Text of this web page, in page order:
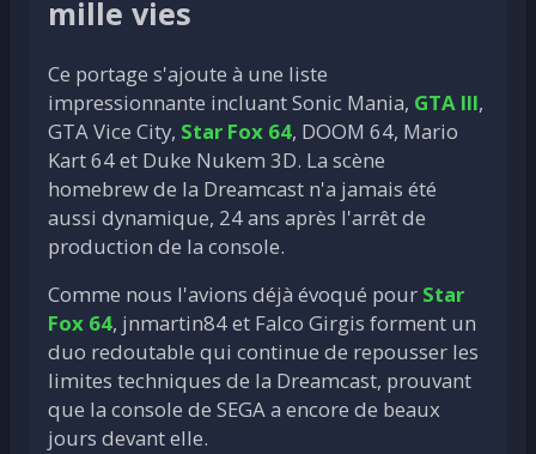
mille vies
Ce portage s'ajoute à une liste
impressionnante incluant Sonic Mania, GTA III,
GTA Vice City, Star Fox 64, DOOM 64, Mario
Kart 64 et Duke Nukem 3D. La scène
homebrew de la Dreamcast n'a jamais été
aussi dynamique, 24 ans après l'arrêt de
production de la console.
Comme nous l'avions déjà évoqué pour Star
Fox 64, jnmartin84 et Falco Girgis forment un
duo redoutable qui continue de repousser les
limites techniques de la Dreamcast, prouvant
que la console de SEGA a encore de beaux
jours devant elle.